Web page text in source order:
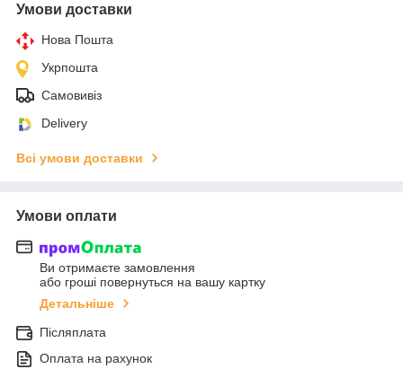
Умови доставки
Нова Пошта
Укрпошта
Самовивіз
Delivery
Всі умови доставки
Умови оплати
Ви отримаєте замовлення
або гроші повернуться на вашу картку
Детальніше
Післяплата
Оплата на рахунок